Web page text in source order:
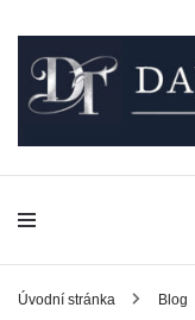
David
Fotograf pro chvíle, na
Úvodní stránka Blog